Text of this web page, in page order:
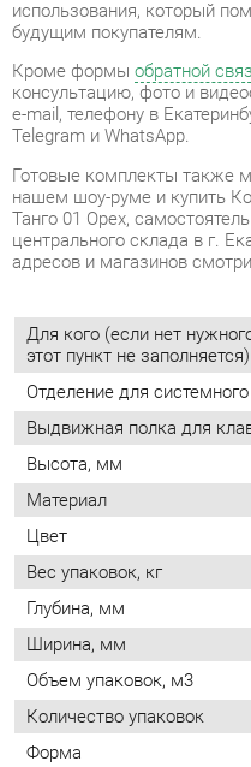
Готовые комплекты также
нашем шоу-руме и купить
Танго 01 Орех,
центрального склада в г.
адресов и магазинов
Для кого (если нет нужного
этот пункт не заполняется)
Отделение для системного
Высота, мм
Материал
Цвет
Вес упаковок, кг
Глубина, мм
Ширина, мм
Объем упаковок, м3
Количество упаковок
Форма
Опора
Конструкция
Материал столешницы
Для двоих (бэнч стол)